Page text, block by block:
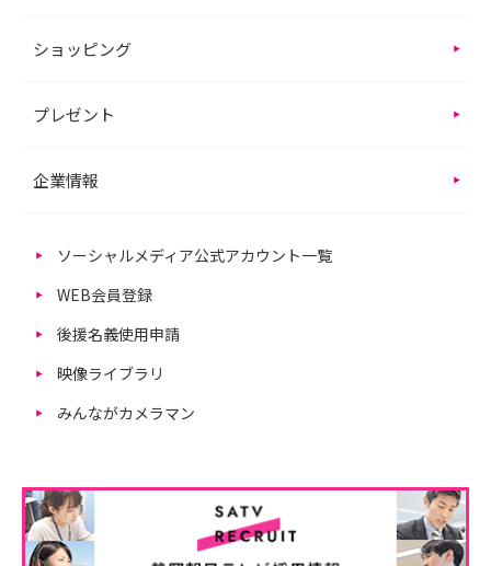
ショッピング
プレゼント
企業情報
ソーシャルメディア公式アカウント一覧
WEB会員登録
後援名義使用申請
映像ライブラリ
みんながカメラマン